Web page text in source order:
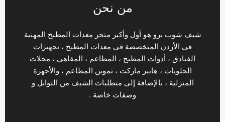
من نحن
شيف شوب برو هو أول وأكبر متجر معدات المطبخ المهنية
في الأردن المتخصصة في معدات المطبخ ، تجهيزات
الفنادق ، أدوات المطبخ ، المطاعم ، المقاهي ، محلات
الحلويات ، هايبر ماركت ، تموين المطاعم ، والأجهزة
المنزلية ، بالإضافة إلى متطلبات الشيف من التوابل و
وصفات خاصة .